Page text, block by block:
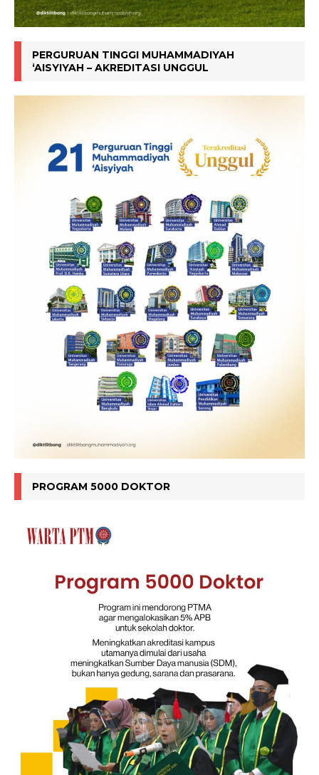
PERGURUAN TINGGI MUHAMMADIYAH
‘AISYIYAH – AKREDITASI UNGGUL
PROGRAM 5000 DOKTOR